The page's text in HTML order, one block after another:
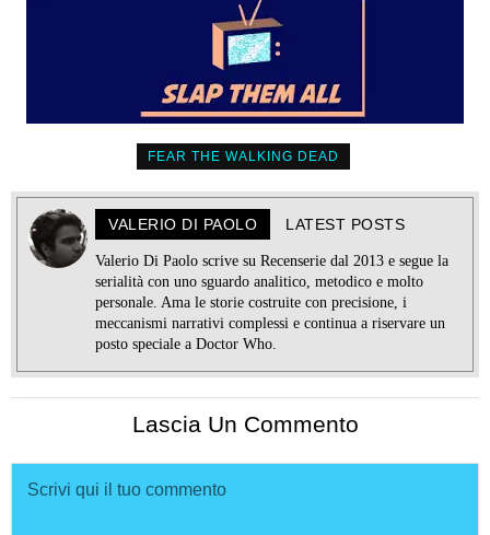
FEAR THE WALKING DEAD
VALERIO DI PAOLO LATEST POSTS
Valerio Di Paolo scrive su Recenserie dal 2013 e segue la
serialità con uno sguardo analitico, metodico e molto
personale. Ama le storie costruite con precisione, i
meccanismi narrativi complessi e continua a riservare un
posto speciale a Doctor Who.
Lascia Un Commento